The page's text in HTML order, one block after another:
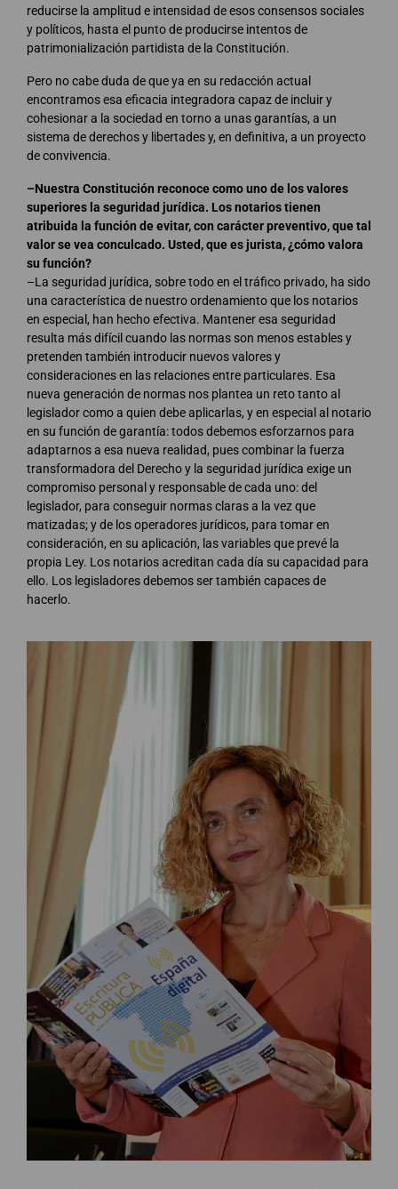
reducirse la amplitud e intensidad de esos consensos sociales
y políticos, hasta el punto de producirse intentos de
patrimonialización partidista de la Constitución.
Pero no cabe duda de que ya en su redacción actual
encontramos esa eficacia integradora capaz de incluir y
cohesionar a la sociedad en torno a unas garantías, a un
sistema de derechos y libertades y, en definitiva, a un proyecto
de convivencia.
–Nuestra Constitución reconoce como uno de los valores
superiores la seguridad jurídica. Los notarios tienen
atribuida la función de evitar, con carácter preventivo, que tal
valor se vea conculcado. Usted, que es jurista, ¿cómo valora
su función?
–La seguridad jurídica, sobre todo en el tráfico privado, ha sido
una característica de nuestro ordenamiento que los notarios
en especial, han hecho efectiva. Mantener esa seguridad
resulta más difícil cuando las normas son menos estables y
pretenden también introducir nuevos valores y
consideraciones en las relaciones entre particulares. Esa
nueva generación de normas nos plantea un reto tanto al
legislador como a quien debe aplicarlas, y en especial al notario
en su función de garantía: todos debemos esforzarnos para
adaptarnos a esa nueva realidad, pues combinar la fuerza
transformadora del Derecho y la seguridad jurídica exige un
compromiso personal y responsable de cada uno: del
legislador, para conseguir normas claras a la vez que
matizadas; y de los operadores jurídicos, para tomar en
consideración, en su aplicación, las variables que prevé la
propia Ley. Los notarios acreditan cada día su capacidad para
ello. Los legisladores debemos ser también capaces de
hacerlo.